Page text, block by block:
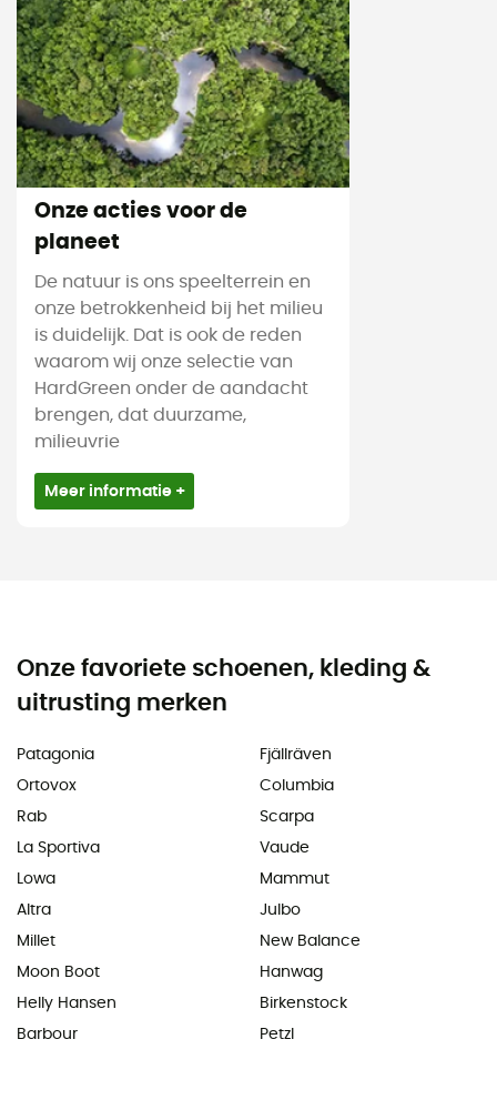
Onze acties voor de
planeet
De natuur is ons speelterrein en
onze betrokkenheid bij het milieu
is duidelijk. Dat is ook de reden
waarom wij onze selectie van
HardGreen onder de aandacht
brengen, dat duurzame,
milieuvrie
Meer informatie +
Onze favoriete schoenen, kleding &
uitrusting merken
Patagonia
Ortovox
Rab
La Sportiva
Lowa
Altra
Millet
Moon Boot
Helly Hansen
Barbour
Fjällräven
Columbia
Scarpa
Vaude
Mammut
Julbo
New Balance
Hanwag
Birkenstock
Petzl